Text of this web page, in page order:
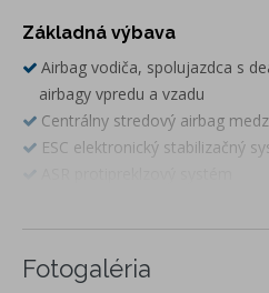
Základná výbava
Airbag vodiča, spolujazdca s
airbagy vpredu a vzadu
Centrálny stredový airbag
ESC elektronický stabilizačný
EBV elektronické rozdeľovanie
EDS elektronická uzávierka
MSR regulácia krútiaceho
Fotogaléria